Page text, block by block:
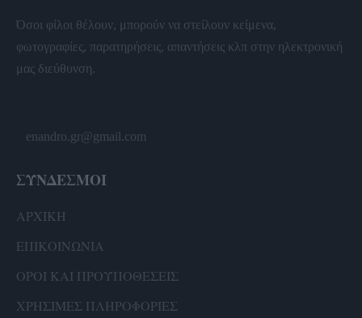
Όσοι φίλοι θέλουν, μπορούν να στείλουν κείμενα,
φωτογραφίες, παρατηρήσεις, απαντήσεις κλπ στην ηλεκτρονική
μας διεύθυνση.
enandro.gr@gmail.com
ΣΥΝΔΕΣΜΟΙ
ΑΡΧΙΚΗ
ΕΠΙΚΟΙΝΩΝΙΑ
ΟΡΟΙ ΚΑΙ ΠΡΟΫΠΟΘΕΣΕΙΣ
ΧΡΗΣΙΜΕΣ ΠΛΗΡΟΦΟΡΙΕΣ